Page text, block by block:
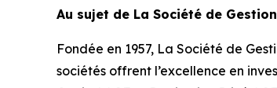
Au sujet de La Société de
Fondée en 1957, La Société de
sociétés offrent l’excellence en